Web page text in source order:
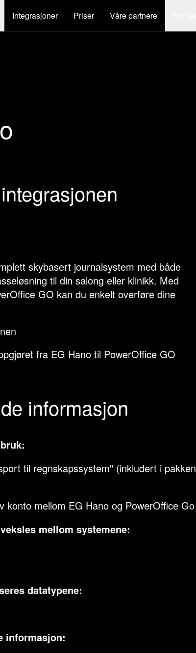
Integrasjoner Priser Våre partnere
skybasert journalsystem med både
til din salong eller klinikk. Med
GO kan du enkelt overføre dine
fra EG Hano til PowerOffice GO
informasjon
til regnskapssystem" (inkludert i pakken
konto mellom EG Hano og PowerOffice Go
mellom systemene:
datatypene:
informasjon: